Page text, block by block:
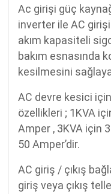
Ac girişi güç
inverter ile AC
akım kapasiteli
bakım esnasında
kesilmesini
AC devre kesici
özellikleri ; 1KVA
Amper , 3KVA için
50 Amper’dir.
AC giriş / çıkış
giriş veya çıkış